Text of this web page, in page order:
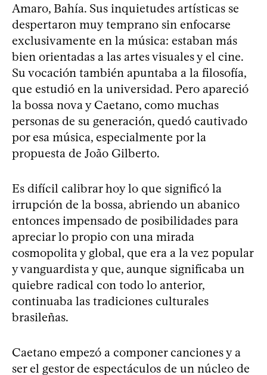
Amaro, Bahía. Sus inquietudes artísticas se
despertaron muy temprano sin enfocarse
exclusivamente en la música: estaban más
bien orientadas a las artes visuales y el cine.
Su vocación también apuntaba a la filosofía,
que estudió en la universidad. Pero apareció
la bossa nova y Caetano, como muchas
personas de su generación, quedó cautivado
por esa música, especialmente por la
propuesta de João Gilberto.
Es difícil calibrar hoy lo que significó la
irrupción de la bossa, abriendo un abanico
entonces impensado de posibilidades para
apreciar lo propio con una mirada
cosmopolita y global, que era a la vez popular
y vanguardista y que, aunque significaba un
quiebre radical con todo lo anterior,
continuaba las tradiciones culturales
brasileñas.
Caetano empezó a componer canciones y a
ser el gestor de espectáculos de un núcleo de